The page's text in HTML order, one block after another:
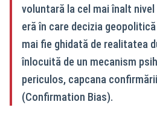
voluntară la cel mai înalt
eră în care decizia
mai fie ghidată de realitatea
înlocuită de un mecanism
periculos, capcana
(Confirmation Bias).